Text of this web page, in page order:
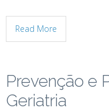
Read More
Prevenção e
Geriatria